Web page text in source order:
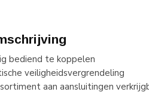
bediend te koppelen
veiligheidsvergrendeling
aan aansluitingen